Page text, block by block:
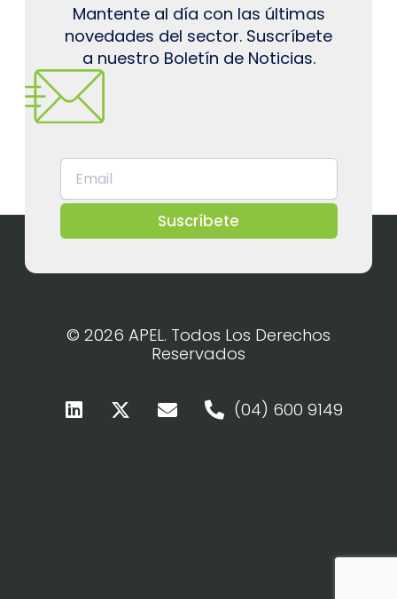
Mantente al día con las últimas
novedades del sector. Suscríbete
a nuestro Boletín de Noticias.
Suscríbete
© 2026 APEL. Todos Los Derechos
Reservados
(04) 600 9149